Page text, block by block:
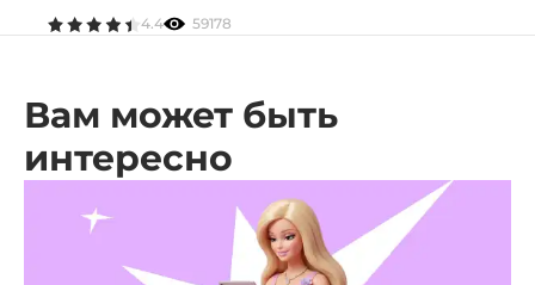
4.4
59178
Вам может быть
интересно